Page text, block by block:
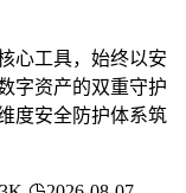
心工具，始终以安
字资产的双重守护
度安全防护体系筑